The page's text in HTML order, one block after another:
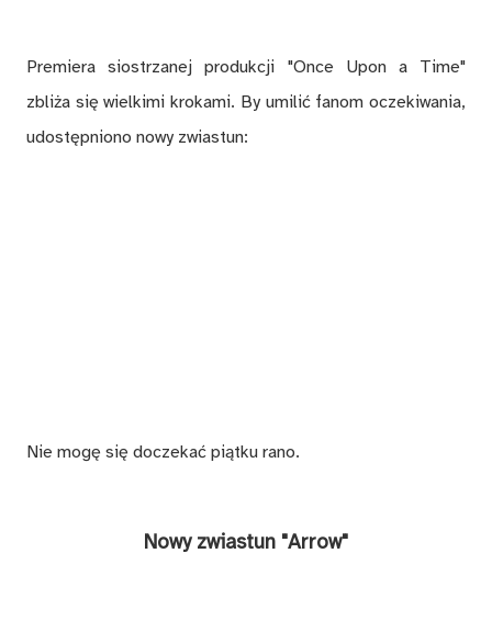
Premiera siostrzanej produkcji "Once Upon a Time"
zbliża się wielkimi krokami. By umilić fanom oczekiwania,
udostępniono nowy zwiastun:
Nie mogę się doczekać piątku rano.
Nowy zwiastun "Arrow"